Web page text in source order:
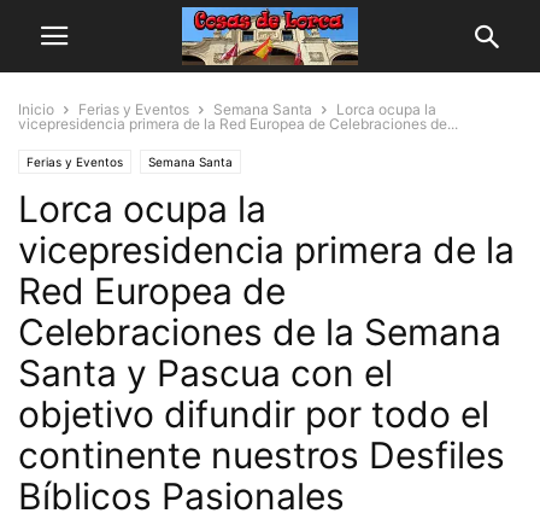
Inicio Ferias y Eventos Semana Santa
Lorca ocupa la
vicepresidencia primera de la Red Europea de Celebraciones de...
Ferias y Eventos Semana Santa
Lorca ocupa la
vicepresidencia primera de la
Red Europea de
Celebraciones de la Semana
Santa y Pascua con el
objetivo difundir por todo el
continente nuestros Desfiles
Bíblicos Pasionales